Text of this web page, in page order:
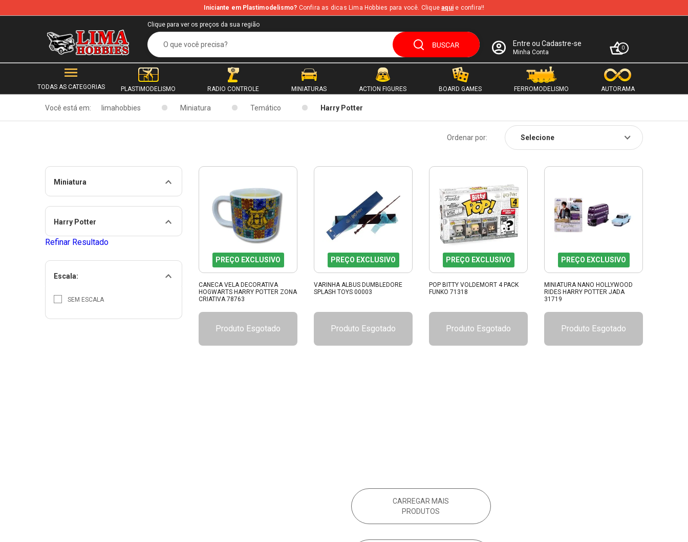
Iniciante em Plastimodelismo? Confira as dicas Lima Hobbies para você. Cliqueaqui e confira!!
Clique para ver os preços da sua região
Entre ou Cadastre-se
Minha Conta
0
TODAS AS CATEGORIAS PLASTIMODELISMO RADIO CONTROLE MINIATURAS ACTION FIGURES BOARD GAMES FERROMODELISMO AUTORAMA
Você está em: limahobbies Miniatura Temático Harry Potter
Miniatura
Harry Potter
Refinar Resultado
Escala:
SEM ESCALA
Ordenar por:
PREÇO EXCLUSIVO
CANECA VELA DECORATIVA
HOGWARTS HARRY POTTER ZONA
CRIATIVA 78763
Produto Esgotado
PREÇO EXCLUSIVO
VARINHA ALBUS DUMBLEDORE
SPLASH TOYS 00003
Produto Esgotado
PREÇO EXCLUSIVO
POP BITTY VOLDEMORT 4 PACK
FUNKO 71318
Produto Esgotado
PREÇO EXCLUSIVO
MINIATURA NANO HOLLYWOOD
RIDES HARRY POTTER JADA
31719
Produto Esgotado
CARREGAR MAIS
PRODUTOS